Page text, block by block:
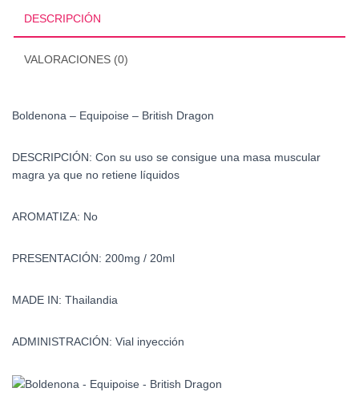
DESCRIPCIÓN
VALORACIONES (0)
Boldenona – Equipoise – British Dragon
DESCRIPCIÓN: Con su uso se consigue una masa muscular
magra ya que no retiene líquidos
AROMATIZA: No
PRESENTACIÓN: 200mg / 20ml
MADE IN: Thailandia
ADMINISTRACIÓN: Vial inyección